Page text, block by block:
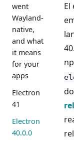
went
Wayland-
native,
and what
it means
for your
apps
Electron
41
Electron
40.0.0
El